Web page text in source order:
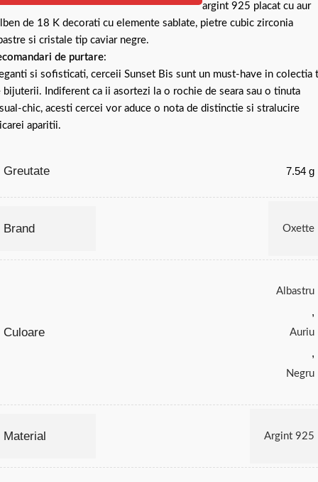
argint 925 placat cu aur
de 18 K decorati cu elemente sablate, pietre cubic zirconia
si cristale tip caviar negre.
de purtare:
si sofisticati, cerceii Sunset Bis sunt un must-have in colectia
bijuterii. Indiferent ca ii asortezi la o rochie de seara sau o tinuta
chic, acesti cercei vor aduce o nota de distinctie si stralucire
aparitii.
Greutate 7.54 g
Brand Oxette
Culoare
Albastru
,
Auriu
,
Negru
Material Argint 925